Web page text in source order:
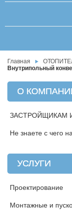
Главная
Внутрипольный
О
ЗАСТРОЙЩИКАМ
Не знаете с чего
УСЛУГИ
Проектирование
Монтажные и